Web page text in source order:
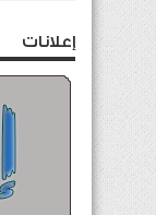
إعلانات